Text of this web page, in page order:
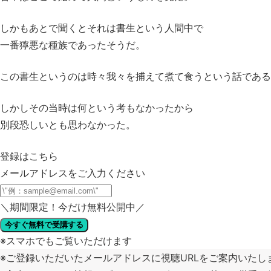
しかもあとで聞くとそれは書生という人間中で
一番獰悪な種族であったそうだ。
この書生というのは時々我々を捕えて煮て食うという話であ
しかしその当時は何という考もなかったから
別段恐しいとも思わなかった。
登録はこちら
メールアドレスをご入力ください
＼ 期間限定！今だけ無料公開中 ／
今すぐ無料で受講する
※スマホでもご覧いただけます
※ご登録いただいたメールアドレスに視聴URLをご案内いたし